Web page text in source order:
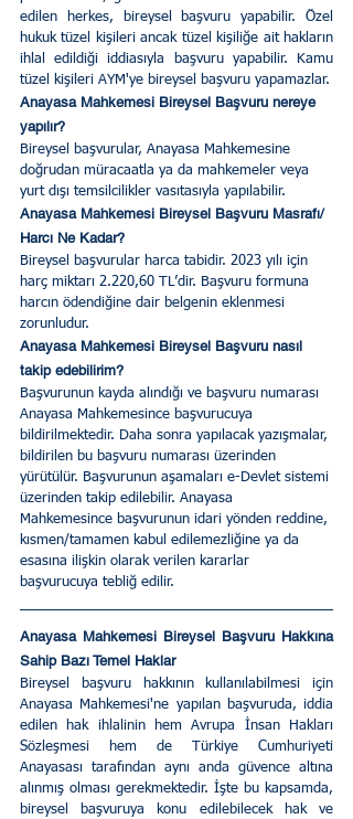
edilen herkes, bireysel başvuru yapabilir. Özel
hukuk tüzel kişileri ancak tüzel kişiliğe ait hakların
ihlal edildiği iddiasıyla başvuru yapabilir. Kamu
tüzel kişileri AYM'ye bireysel başvuru yapamazlar.
Anayasa Mahkemesi Bireysel Başvuru nereye
yapılır?
Bireysel başvurular, Anayasa Mahkemesine
doğrudan müracaatla ya da mahkemeler veya
yurt dışı temsilcilikler vasıtasıyla yapılabilir.
Anayasa Mahkemesi Bireysel Başvuru Masrafı/
Harcı Ne Kadar?
Bireysel başvurular harca tabidir. 2023 yılı için
harç miktarı 2.220,60 TL’dir. Başvuru formuna
harcın ödendiğine dair belgenin eklenmesi
zorunludur.
Anayasa Mahkemesi Bireysel Başvuru nasıl
takip edebilirim?
Başvurunun kayda alındığı ve başvuru numarası
Anayasa Mahkemesince başvurucuya
bildirilmektedir. Daha sonra yapılacak yazışmalar,
bildirilen bu başvuru numarası üzerinden
yürütülür. Başvurunun aşamaları e-Devlet sistemi
üzerinden takip edilebilir. Anayasa
Mahkemesince başvurunun idari yönden reddine,
kısmen/tamamen kabul edilemezliğine ya da
esasına ilişkin olarak verilen kararlar
başvurucuya tebliğ edilir.
Anayasa Mahkemesi Bireysel Başvuru Hakkına
Sahip Bazı Temel Haklar
Bireysel başvuru hakkının kullanılabilmesi için
Anayasa Mahkemesi'ne yapılan başvuruda, iddia
edilen hak ihlalinin hem Avrupa İnsan Hakları
Sözleşmesi hem de Türkiye Cumhuriyeti
Anayasası tarafından aynı anda güvence altına
alınmış olması gerekmektedir. İşte bu kapsamda,
bireysel başvuruya konu edilebilecek hak ve